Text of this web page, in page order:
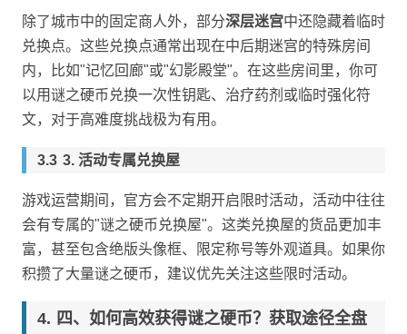
除了城市中的固定商人外，部分深层迷宫中还隐藏着临时
兑换点。这些兑换点通常出现在中后期迷宫的特殊房间
内，比如"记忆回廊"或"幻影殿堂"。在这些房间里，你可
以用谜之硬币兑换一次性钥匙、治疗药剂或临时强化符
文，对于高难度挑战极为有用。
3. 活动专属兑换屋
游戏运营期间，官方会不定期开启限时活动，活动中往往
会有专属的"谜之硬币兑换屋"。这类兑换屋的货品更加丰
富，甚至包含绝版头像框、限定称号等外观道具。如果你
积攒了大量谜之硬币，建议优先关注这些限时活动。
四、如何高效获得谜之硬币？获取途径全盘